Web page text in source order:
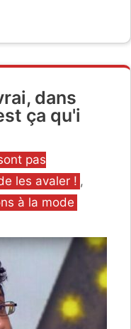
dans
ça qu'i
pas
les avaler ! ,
à la mode